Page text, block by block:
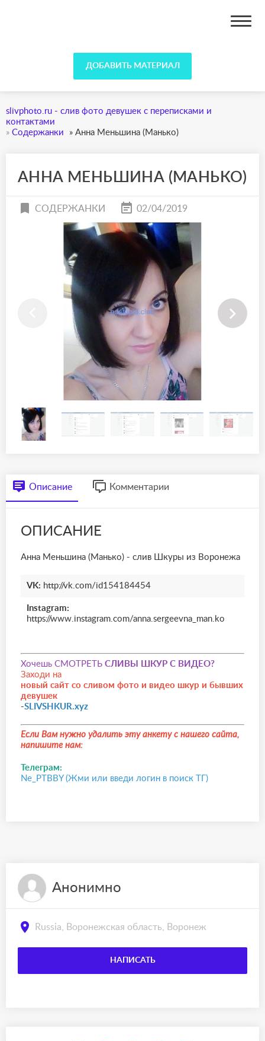
ДОБАВИТЬ МАТЕРИАЛ
slivphoto.ru - слив фото девушек с переписками и
контактами
» Содержанки » Анна Меньшина (Манько)
АННА МЕНЬШИНА (МАНЬКО)
СОДЕРЖАНКИ 02/04/2019
Описание Комментарии
ОПИСАНИЕ
Анна Меньшина (Манько) - слив Шкуры из Воронежа
VK: http://vk.com/id154184454
Instagram:
https://www.instagram.com/anna.sergeevna_man.ko
Хочешь СМОТРЕТЬ СЛИВЫ ШКУР С ВИДЕО?
Заходи на
новый сайт со сливом фото и видео шкур и бывших
девушек
-SLIVSHKUR.xyz
Если Вам нужно удалить эту анкету с нашего сайта,
напишите нам:
Телеграм:
Ne_PTBBY (Жми или введи логин в поиск ТГ)
Анонимно
Russia, Воронежская область, Воронеж
НАПИСАТЬ